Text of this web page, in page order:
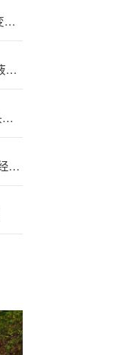
科创板股{融}资<融>券余额每日变动（9月22日）
入股川;航集团当“二股东”，五粮液投资版图再扩容
S:T沈化危局：从亚洲糊树脂龙头到财务造假标本的坠落
上半<年>股价—何以接近翻倍？经营指标何以显著改善？中信金融资产管理层回应